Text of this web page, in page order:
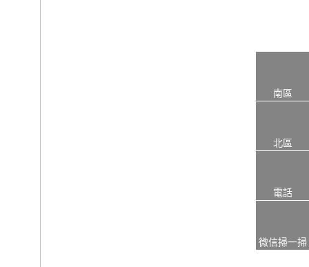
南區
北區
電話
微信掃一掃